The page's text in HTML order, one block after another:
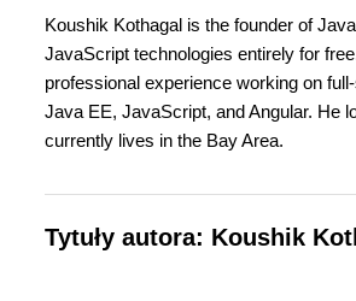
Koushik Kothagal is the founder of
JavaScript technologies entirely for
professional experience working on
Java EE, JavaScript, and Angular. He
currently lives in the Bay Area.
Tytuły autora: Koushik